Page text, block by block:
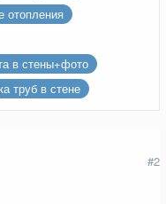
отопления
в стены+фото
труб в стене
#2